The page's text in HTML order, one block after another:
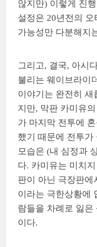
않지만) 이렇게 진
설정은 20년전의
가능성만 다분해지
그리고, 결국, 아시
불리는 웨이브라이
이야기는 완전히 새
지만, 막판 카미유
가 마지막 전투에
했기 때문에 전투가
모습은 (내 심정과
다. 카미유는 미치
판이 아닌 극장판에
이라는 극한상황에
람들을 차례로 잃
이다.